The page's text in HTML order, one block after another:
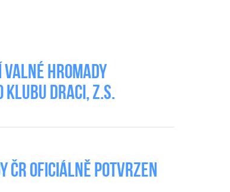
valné hromady
DRACI, z.s.
ČR oficiálně potvrzen